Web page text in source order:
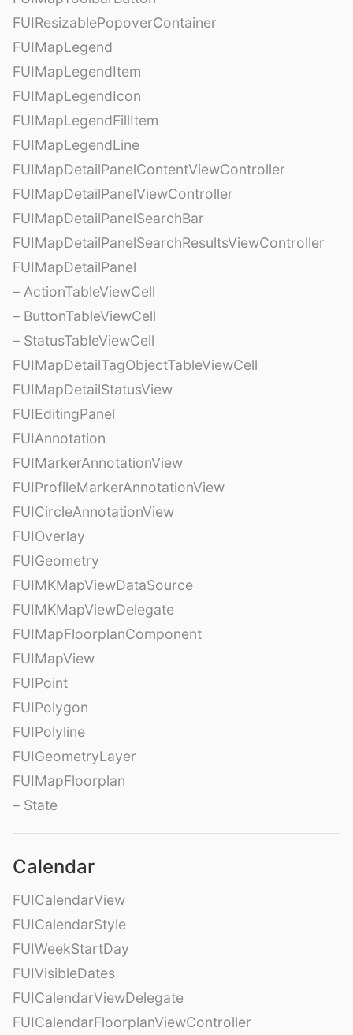
FUIResizablePopoverContainer
FUIMapLegend
FUIMapLegendItem
FUIMapLegendIcon
FUIMapLegendFillItem
FUIMapLegendLine
FUIMapDetailPanelContentViewController
FUIMapDetailPanelViewController
FUIMapDetailPanelSearchBar
FUIMapDetailPanelSearchResultsViewController
FUIMapDetailPanel
– ActionTableViewCell
– ButtonTableViewCell
– StatusTableViewCell
FUIMapDetailTagObjectTableViewCell
FUIMapDetailStatusView
FUIEditingPanel
FUIAnnotation
FUIMarkerAnnotationView
FUIProfileMarkerAnnotationView
FUICircleAnnotationView
FUIOverlay
FUIGeometry
FUIMKMapViewDataSource
FUIMKMapViewDelegate
FUIMapFloorplanComponent
FUIMapView
FUIPoint
FUIPolygon
FUIPolyline
FUIGeometryLayer
FUIMapFloorplan
– State
Calendar
FUICalendarView
FUICalendarStyle
FUIWeekStartDay
FUIVisibleDates
FUICalendarViewDelegate
FUICalendarFloorplanViewController